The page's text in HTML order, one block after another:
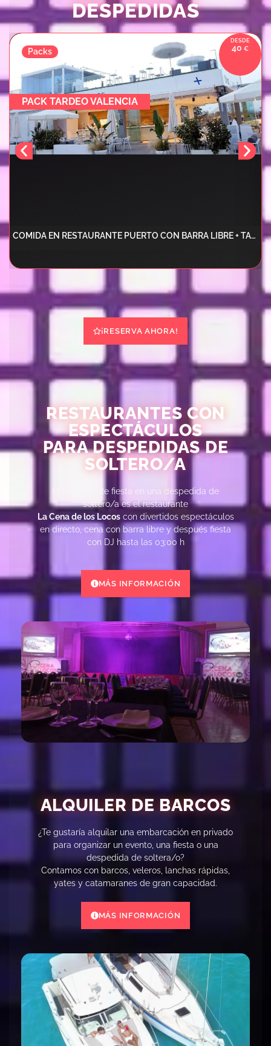
DESPEDIDAS
Packs 40
PACK TARDEO VALENCIA
COMIDA EN RESTAURANTE PUERTO CON BARRA LIBRE + TARDEO CON DJ + 2 COPAS
¡RESERVA AHORA!
RESTAURANTES CON
ESPECTÁCULOS
PARA DESPEDIDAS DE
SOLTERO/A
El mejor fin de fiesta en una despedida de
soltero/a es el restaurante
La Cena de los Locoscon divertidos espectáculos
en directo, cena con barra libre y después fiesta
con DJ hasta las 03:00 h
MÁS INFORMACIÓN
ALQUILER DE BARCOS
¿Te gustaría alquilar una embarcación en privado
para organizar un evento, una fiesta o una
despedida de soltera/o?
Contamos con barcos, veleros, lanchas rápidas,
yates y catamaranes de gran capacidad.
MÁS INFORMACIÓN